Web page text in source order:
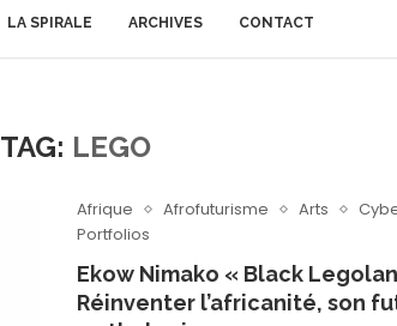
LA SPIRALE ARCHIVES CONTACT
TAG: LEGO
Afrique Afrofuturisme Arts
Portfolios
Ekow Nimako « Black
Réinventer l’africanité, son